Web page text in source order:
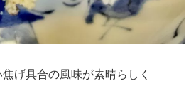
げ具合の風味が素晴らしく